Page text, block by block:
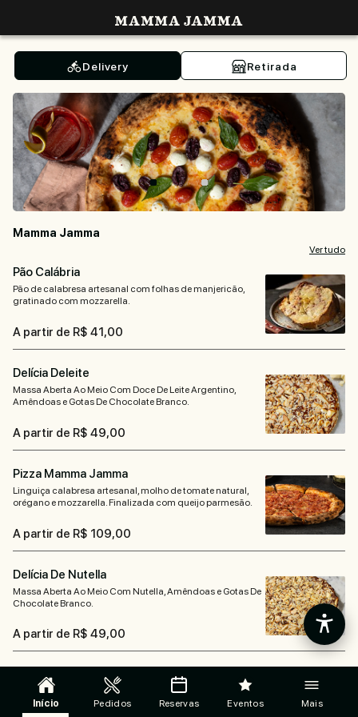
Mamma Jamma
Delivery Retirada
Mamma Jamma
Ver tudo
Pão Calábria
Pão de calabresa artesanal com folhas de manjericão,
gratinado com mozzarella.
A partir de R$ 41,00
Delícia Deleite
Massa Aberta Ao Meio Com Doce De Leite Argentino,
Amêndoas e Gotas De Chocolate Branco.
A partir de R$ 49,00
Pizza Mamma Jamma
Linguiça calabresa artesanal, molho de tomate natural,
orégano e mozzarella. Finalizada com queijo parmesão.
A partir de R$ 109,00
Delícia De Nutella
Massa Aberta Ao Meio Com Nutella, Amêndoas e Gotas De
Chocolate Branco.
A partir de R$ 49,00
Pizza Mamma Pepe
Linguiça calabresa artesanal, mozzarella de búfala,
Catupiry️. Finalizada com pimenta do reino.
Início Pedidos Reservas Eventos Mais